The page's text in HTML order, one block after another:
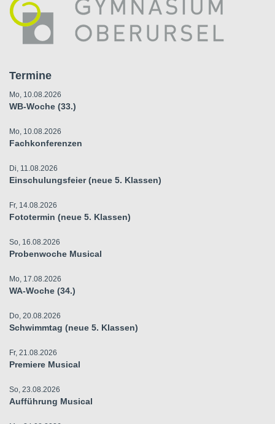
Termine
Mo, 10.08.2026
WB-Woche (33.)
Mo, 10.08.2026
Fachkonferenzen
Di, 11.08.2026
Einschulungsfeier (neue 5. Klassen)
Fr, 14.08.2026
Fototermin (neue 5. Klassen)
So, 16.08.2026
Probenwoche Musical
Mo, 17.08.2026
WA-Woche (34.)
Do, 20.08.2026
Schwimmtag (neue 5. Klassen)
Fr, 21.08.2026
Premiere Musical
So, 23.08.2026
Aufführung Musical